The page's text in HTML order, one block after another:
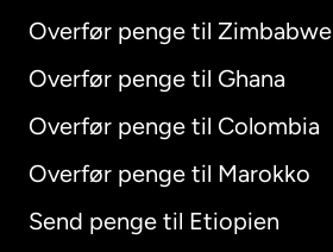
Overfør penge til Zimbabwe
Overfør penge til Ghana
Overfør penge til Colombia
Overfør penge til Marokko
Send penge til Etiopien